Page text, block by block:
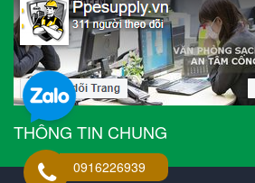
THÔNG TIN CHUNG
0916226939